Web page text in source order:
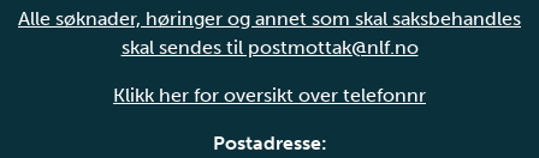
Alle søknader, høringer og annet som skal saksbehandles
skal sendes til postmottak@nlf.no
Klikk her for oversikt over telefonnr
Postadresse: